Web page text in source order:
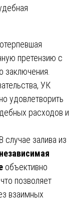
претензию с
заключения.
УК
удовлетворить
расходов и
случае залива из
независимая
объективно
позволяет
взаимных